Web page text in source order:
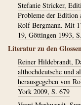
Stefanie Stricker,
Probleme der Edition
Rolf Bergmann. Mit
19, Göttingen 1993,
Literatur zu den
Reiner Hildebrandt,
althochdeutsche und
herausgegeben von
York 2009, S. 679